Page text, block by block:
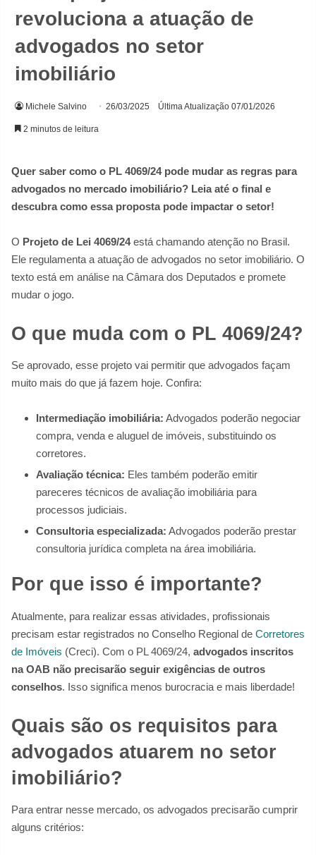
revoluciona a atuação de
advogados no setor
imobiliário
Michele Salvino 26/03/2025 Última Atualização 07/01/2026
2 minutos de leitura
Quer saber como o PL 4069/24 pode mudar as regras para
advogados no mercado imobiliário? Leia até o final e
descubra como essa proposta pode impactar o setor!
O Projeto de Lei 4069/24está chamando atenção no Brasil.
Ele regulamenta a atuação de advogados no setor imobiliário. O
texto está em análise na Câmara dos Deputados e promete
mudar o jogo.
O que muda com o PL 4069/24?
Se aprovado, esse projeto vai permitir que advogados façam
muito mais do que já fazem hoje. Confira:
Intermediação imobiliária: Advogados poderão negociar
compra, venda e aluguel de imóveis, substituindo os
corretores.
Avaliação técnica: Eles também poderão emitir
pareceres técnicos de avaliação imobiliária para
processos judiciais.
Consultoria especializada: Advogados poderão prestar
consultoria jurídica completa na área imobiliária.
Por que isso é importante?
Atualmente, para realizar essas atividades, profissionais
precisam estar registrados no Conselho Regional de Corretores
de Imóveis (Creci). Com o PL 4069/24, advogados inscritos
na OAB não precisarão seguir exigências de outros
conselhos. Isso significa menos burocracia e mais liberdade!
Quais são os requisitos para
advogados atuarem no setor
imobiliário?
Para entrar nesse mercado, os advogados precisarão cumprir
alguns critérios: